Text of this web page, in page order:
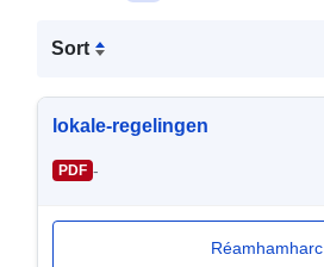
Sort
lokale-regelingen
PDF -
Réamhamharc